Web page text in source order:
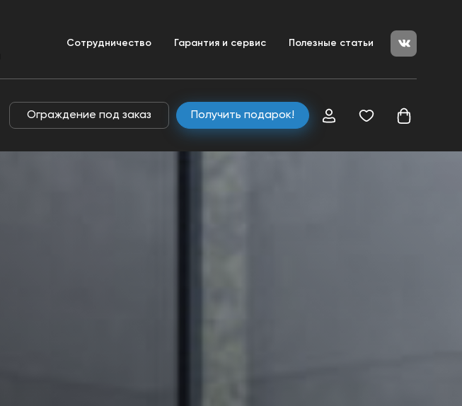
Сотрудничество Гарантия и сервис Полезные статьи
Ограждение под заказ Получить подарок!
Ограждение
+7 (800) 333-04-80